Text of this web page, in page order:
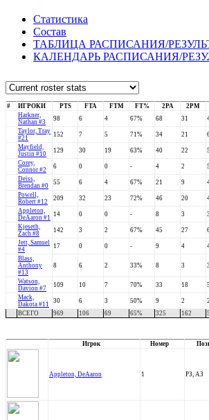
Статистика
Состав
ТАБЛИЦА РАСПИСАНИЯ/
КАЛЕНДАРЬ РАСПИСАНИЯ/
# ИГРОКИ PTS FTA FTM FT% 2PA 2PM
Harkner,
Nathan #3
98 6 4 67% 68 31
Taylor, Tray
#21
152 7 5 71% 34 21
Mayfield,
Justin #10
129 30 19 63% 40 22
Corey,
Connor #2
6 0 0 - 4 2
Deiss,
Brendan #0
55 6 4 67% 21 9
Powell,
Robert #12
209 32 23 72% 46 20
Appleton,
DeAaron #1 14 0 0 - 8 3
Kjeseth,
Zach #8
142 3 2 67% 45 27
Jett, Samuel
#4
17 0 0 - 9 4
Blass,
Anthony
#13
8 6 2 33% 8 3
Watson,
Davion #7
109 10 7 70% 33 18
Mack,
Dakota #11
30 6 3 50% 9 2
ВСЕГО
969 106 69 65% 325 162
Игрок Номер
Appleton, DeAaron 1 РЗ, АЗ